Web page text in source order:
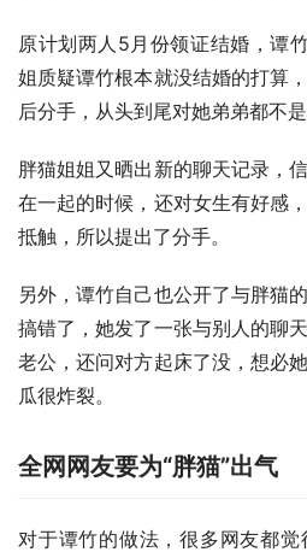
原计划两人5月份领证结婚，谭
姐质疑谭竹根本就没结婚的打算
后分手，从头到尾对她弟弟都不是
胖猫姐姐又晒出新的聊天记录，
在一起的时候，还对女生有好感
抵触，所以提出了分手。
另外，谭竹自己也公开了与胖猫
搞错了，她发了一张与别人的聊
老公，还问对方起床了没，想必
瓜很炸裂。
全网网友要为“胖猫”出气
对于谭竹的做法，很多网友都